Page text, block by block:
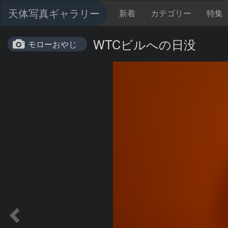
天体写真ギャラリー 新着 カテゴリー 特集
モローおやじ WTCビルへの日没